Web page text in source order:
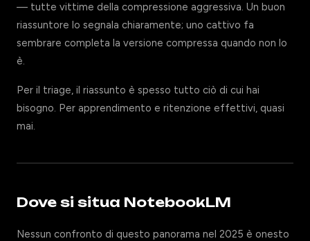
— tutte vittime della compressione aggressiva. Un buon
riassuntore lo segnala chiaramente; uno cattivo fa
sembrare completa la versione compressa quando non lo
è.
Per il triage, il riassunto è spesso tutto ciò di cui hai
bisogno. Per apprendimento e ritenzione effettivi, quasi
mai.
Dove si situa NotebookLM
Nessun confronto di questo panorama nel 2025 è onesto